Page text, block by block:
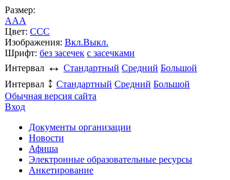
Размер:
AAA
Цвет: CCC
Изображения: Вкл.Выкл.
Шрифт: без засечек с засечками
Интервал ↔ Стандартный Средний Большой
Интервал ↕ Стандартный Средний Большой
Обычная версия сайта
Вход
Документы организации
Новости
Афиша
Электронные образовательные ресурсы
Анкетирование